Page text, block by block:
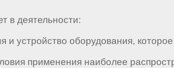
в деятельности:
устройство оборудования,
применения наиболее